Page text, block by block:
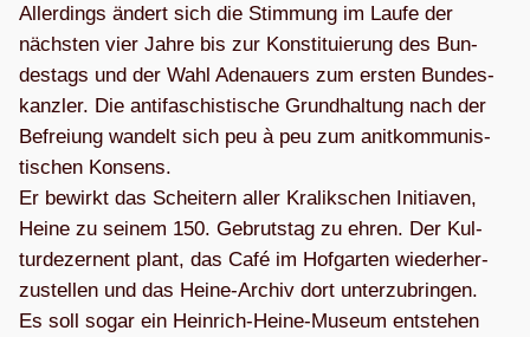
Aller­dings ändert sich die Stim­mung im Laufe der
nächs­ten vier Jahre bis zur Kon­sti­tu­ie­rung des Bun­
des­tags und der Wahl Ade­nau­ers zum ers­ten Bun­des­
kanz­ler. Die anti­fa­schis­ti­sche Grund­hal­tung nach der
Befrei­ung wan­delt sich peu à peu zum anit­kom­mu­nis­
ti­schen Kon­sens.
Er bewirkt das Schei­tern aller Kra­lik­schen Initia­ven,
Heine zu sei­nem 150. Gebruts­tag zu ehren. Der Kul­
tur­de­zer­nent plant, das Café im Hof­gar­ten wie­der­her­
zu­stel­len und das Heine-Archiv dort unter­zu­brin­gen.
Es soll sogar ein Hein­rich-Heine-Museum ent­ste­hen